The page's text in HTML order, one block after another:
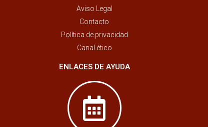
Aviso Legal
Contacto
Política de privacidad
Canal ético
ENLACES DE AYUDA